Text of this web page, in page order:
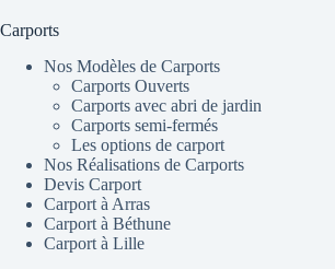
Carports
Nos Modèles de Carports
Carports Ouverts
Carports avec abri de jardin
Carports semi-fermés
Les options de carport
Nos Réalisations de Carports
Devis Carport
Carport à Arras
Carport à Béthune
Carport à Lille